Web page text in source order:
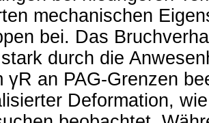
mechanischen
bei. Das
durch die
γR an PAG-Grenzen
Deformation,